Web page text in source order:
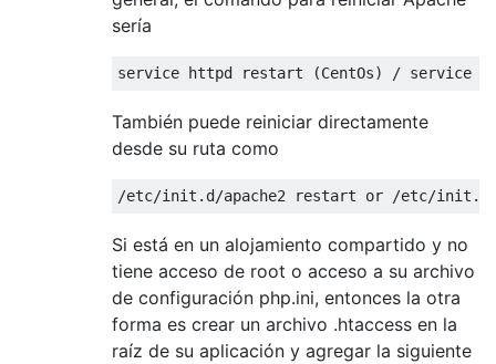
sería
service httpd restart (CentOs) / service
También puede reiniciar directamente
desde su ruta como
/etc/init . d/apache2 restart or /etc/init .
Si está en un alojamiento compartido y no
tiene acceso de root o acceso a su archivo
de configuración php.ini, entonces la otra
forma es crear un archivo .htaccess en la
raíz de su aplicación y agregar la siguiente